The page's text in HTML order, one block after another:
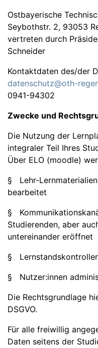
Ostbayerische
Seybothstr. 2, 93053
vertreten durch
Schneider
Kontaktdaten des/der
datenschutz@oth-
0941-94302
Zwecke und
Die Nutzung der
integraler Teil Ihres
Über ELO (moodle)
§ Lehr-
bearbeitet
§
Studierenden, aber
untereinander eröffnet
§
§ Nutzer:innen
Die Rechtsgrundlage
DSGVO.
Für alle freiwillig
Daten seitens der